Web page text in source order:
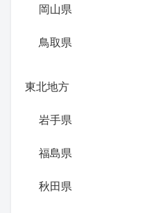
岡山県
鳥取県
東北地方
岩手県
福島県
秋田県